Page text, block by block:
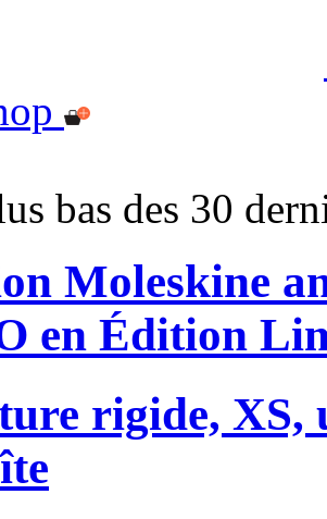
bas des 30
Moleskine
en Édition
rigide, XS,